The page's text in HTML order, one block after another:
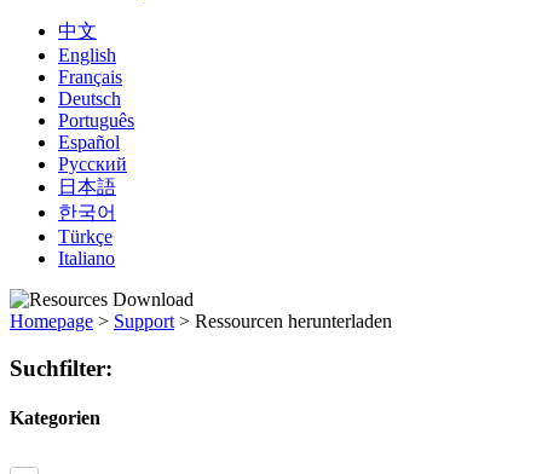
中文
English
Français
Deutsch
Português
Español
Русский
日本語
한국어
Türkçe
Italiano
Homepage > Support > Ressourcen herunterladen
Suchfilter:
Kategorien